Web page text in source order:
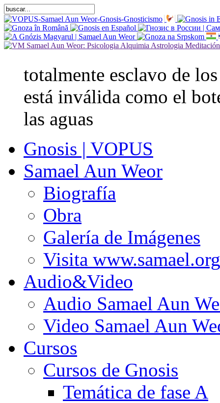
totalmente esclavo de
está inválida como el
las aguas
Gnosis | VOPUS
Samael Aun Weor
Biografía
Obra
Galería de Imágenes
Visita www.samael.org
Audio&Video
Audio Samael Aun
Video Samael Aun
Cursos
Cursos de Gnosis
Temática de fase A